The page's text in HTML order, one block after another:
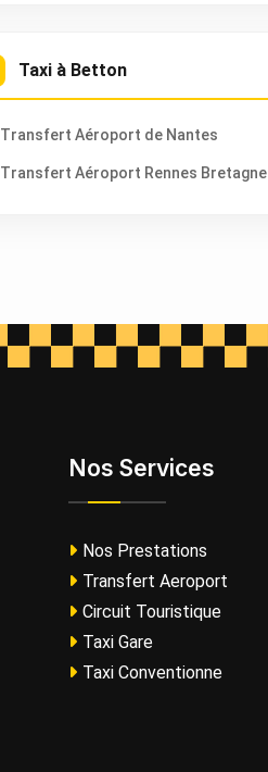
Taxi à Betton
Transfert Aéroport de Nantes
Transfert Aéroport Rennes Bretagne
Nos Services
Nos Prestations
Transfert Aeroport
Circuit Touristique
Taxi Gare
Taxi Conventionne